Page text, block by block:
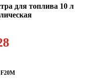
для топлива 10 л